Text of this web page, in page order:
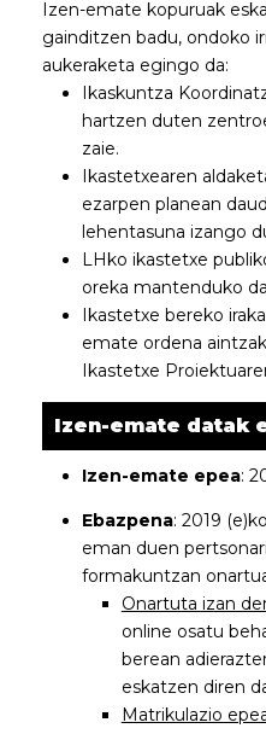
Izen-emate kopuruak
gainditzen badu, ondoko
aukeraketa egingo da:
Ikaskuntza
hartzen duten
zaie.
Ikastetxearen
ezarpen planean
lehentasuna izango
LHko ikastetxe
oreka mantenduko
Ikastetxe bereko
emate ordena
Ikastetxe
Izen-emate datak
Izen-emate epea:
Ebazpena: 2019
eman duen
formakuntzan
Onartuta izan
online osatu
berean
eskatzen diren
Matrikulazio